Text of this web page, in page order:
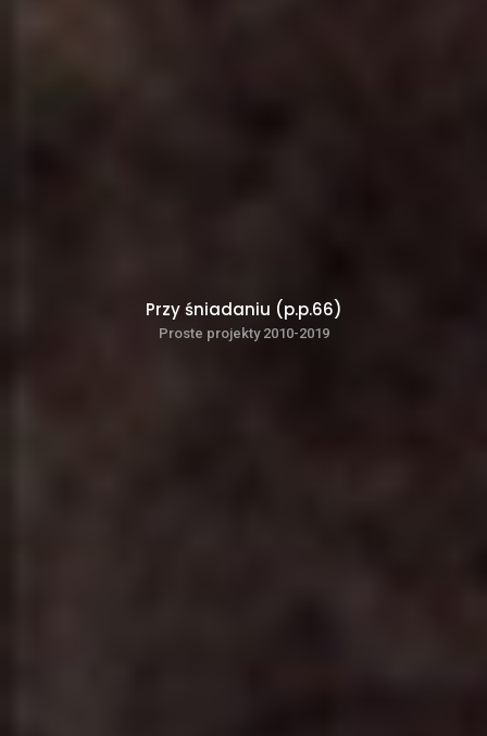
Przy śniadaniu (p.p.66)
Proste projekty 2010-2019